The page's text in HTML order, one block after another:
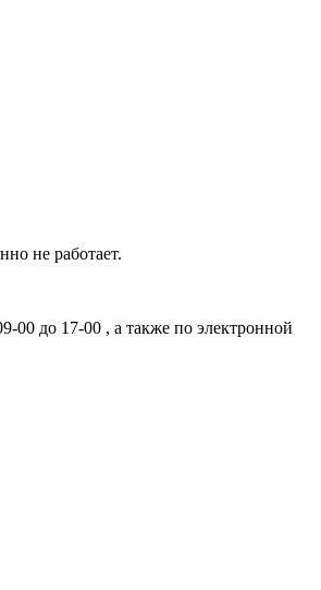
не работает.
00 до 17-00 , а также по электронной